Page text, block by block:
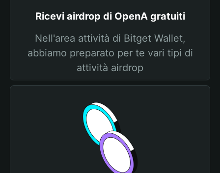
Ricevi airdrop di OpenA gratuiti
Nell'area attività di Bitget Wallet,
abbiamo preparato per te vari tipi di
attività airdrop